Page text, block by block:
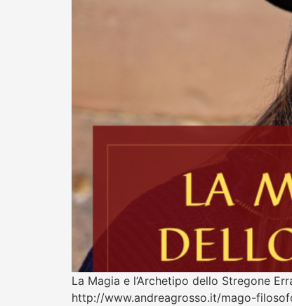
La Magia e l’Archetipo dello Stregone
http://www.andreagrosso.it/mago-